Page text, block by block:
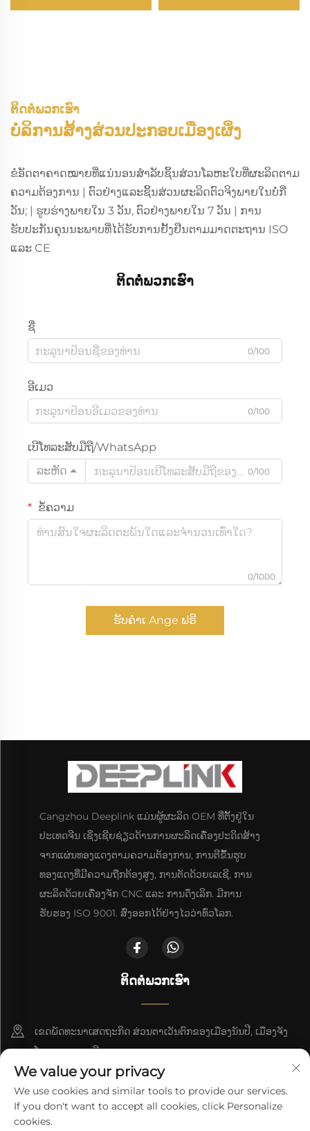
ຂະໜານກັນຕາມຄວາມ
ຕິດຕໍ່ພວກເຮົາ
ບໍລິການສ້າງສ່ວນປະກອບເມືອງເຜິ່ງ
ຂໍອັດຕາຄາດໝາຍທີ່ແນ່ນອນສຳລັບຊິ້ນສ່ວນໂລຫະໃບທີ່ຜະລິດຕາມ
ຄວາມຕ້ອງການ | ຕົວຢ່າງແລະຊິ້ນສ່ວນຜະລິດຕົວຈິງພາຍໃນບໍ່ກີ່
ວັນ; | ຮູບຮ່າງພາຍໃນ 3 ວັນ, ຕົວຢ່າງພາຍໃນ 7 ວັນ | ການ
ຮັບປະກັນຄຸນນະພາບທີ່ໄດ້ຮັບການຢັ້ງຢືນຕາມມາດຕະຖານ ISO
ແລະ CE
ຕິດຕໍ່ພວກເຮົາ
ຊື່
0/100
ອີເມວ
0/100
ເບີໂທລະສັບມືຖື/WhatsApp
ລະຫັດ
0/100
ຂໍ້ຄວາມ
0/1000
ຮັບຄຳເ Ange ຟຣີ
Cangzhou Deeplink ແມ່ນຜູ້ຜະລິດ OEM ທີ່ຕັ້ງຢູ່ໃນ
ປະເທດຈີນ ເຊິ່ງເຊີຍຊ່ຽວດ້ານການຜະລິດເຄື່ອງປະດິດສ້າງ
ຈາກແຜ່ນທອງແດງຕາມຄວາມຕ້ອງການ, ການຕີຂຶ້ນຮູບ
ທອງແດງທີ່ມີຄວາມຖືກຕ້ອງສູງ, ການຕັດດ້ວຍເລເຊີ, ການ
ຜະລິດດ້ວຍເຄື່ອງຈັກ CNC ແລະ ການດຶງເລິກ. ມີການ
ຮັບຮອງ ISO 9001. ສົ່ງອອກໄດ້ຢ່າງໄວວ່າທົ່ວໂລກ.
ຕິດຕໍ່ພວກເຮົາ
ເຂດພັດທະນາເສດຖະກິດ ສ່ວນຕາເວັນຕົກຂອງເມືອງນັນປີ, ເມືອງຈັງ
ໂຈວ, ແຂວງເຫຫີ
+86-18617745678
[email protected]
We value your privacy
We use cookies and similar tools to provide our services.
If you don't want to accept all cookies, click Personalize
cookies.